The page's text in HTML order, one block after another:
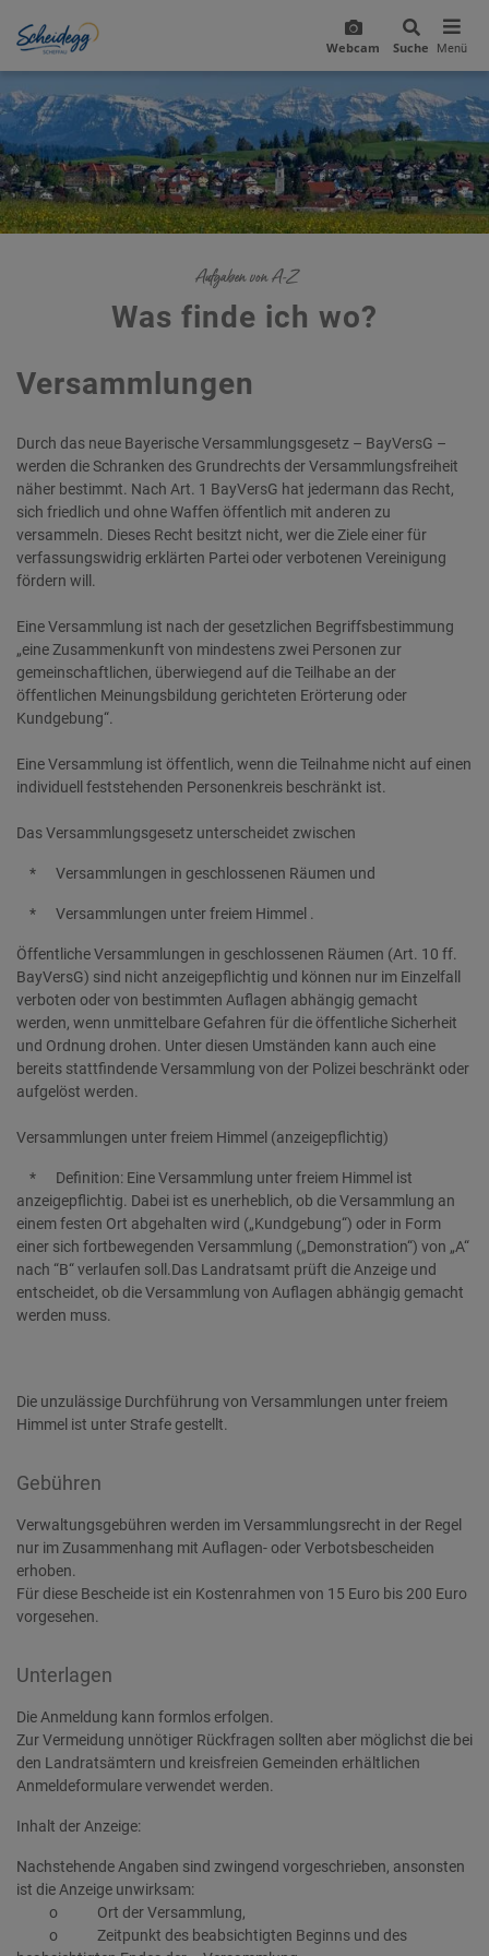
Webcam Suche Menü
Aufgaben von A-Z
Was finde ich wo?
Versammlungen
Durch das neue Bayerische Versammlungsgesetz – BayVersG –
werden die Schranken des Grundrechts der Versammlungsfreiheit
näher bestimmt. Nach Art. 1 BayVersG hat jedermann das Recht,
sich friedlich und ohne Waffen öffentlich mit anderen zu
versammeln. Dieses Recht besitzt nicht, wer die Ziele einer für
verfassungswidrig erklärten Partei oder verbotenen Vereinigung
fördern will.
Eine Versammlung ist nach der gesetzlichen Begriffsbestimmung
„eine Zusammenkunft von mindestens zwei Personen zur
gemeinschaftlichen, überwiegend auf die Teilhabe an der
öffentlichen Meinungsbildung gerichteten Erörterung oder
Kundgebung“.
Eine Versammlung ist öffentlich, wenn die Teilnahme nicht auf einen
individuell feststehenden Personenkreis beschränkt ist.
Das Versammlungsgesetz unterscheidet zwischen
* Versammlungen in geschlossenen Räumen und
* Versammlungen unter freiem Himmel .
Öffentliche Versammlungen in geschlossenen Räumen (Art. 10 ff.
BayVersG) sind nicht anzeigepflichtig und können nur im Einzelfall
verboten oder von bestimmten Auflagen abhängig gemacht
werden, wenn unmittelbare Gefahren für die öffentliche Sicherheit
und Ordnung drohen. Unter diesen Umständen kann auch eine
bereits stattfindende Versammlung von der Polizei beschränkt oder
aufgelöst werden.
Versammlungen unter freiem Himmel (anzeigepflichtig)
* Definition: Eine Versammlung unter freiem Himmel ist
anzeigepflichtig. Dabei ist es unerheblich, ob die Versammlung an
einem festen Ort abgehalten wird („Kundgebung“) oder in Form
einer sich fortbewegenden Versammlung („Demonstration“) von „A“
nach “B“ verlaufen soll.Das Landratsamt prüft die Anzeige und
entscheidet, ob die Versammlung von Auflagen abhängig gemacht
werden muss.
Die unzulässige Durchführung von Versammlungen unter freiem
Himmel ist unter Strafe gestellt.
Gebühren
Verwaltungsgebühren werden im Versammlungsrecht in der Regel
nur im Zusammenhang mit Auflagen- oder Verbotsbescheiden
erhoben.
Für diese Bescheide ist ein Kostenrahmen von 15 Euro bis 200 Euro
vorgesehen.
Unterlagen
Die Anmeldung kann formlos erfolgen.
Zur Vermeidung unnötiger Rückfragen sollten aber möglichst die bei
den Landratsämtern und kreisfreien Gemeinden erhältlichen
Anmeldeformulare verwendet werden.
Inhalt der Anzeige:
Nachstehende Angaben sind zwingend vorgeschrieben, ansonsten
ist die Anzeige unwirksam:
o Ort der Versammlung,
o Zeitpunkt des beabsichtigten Beginns und des